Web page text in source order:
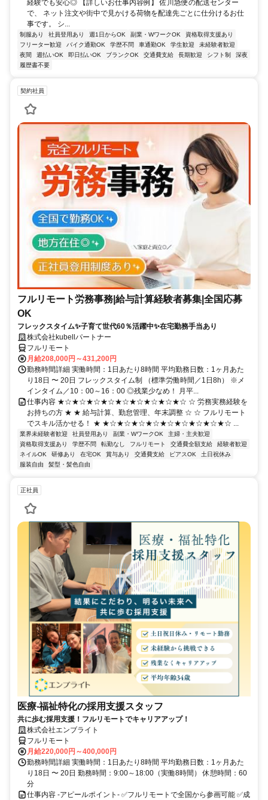
経験でも安心◎ 【詳しいお仕事内容例】 佐川急便の配送センター
で、 ネット注文や街中で見かける荷物を配達先ごとに仕分けるお仕
事です。 シ...
制服あり 社員登用あり 週1日からOK 副業・WワークOK
資格取得支援あり
フリーター歓迎
バイク通勤OK 学歴不問 車通勤OK 学生歓迎
未経験者歓迎
夜間
週払いOK 即日払いOK ブランクOK 交通費支給 長期歓迎 シフト制
深夜
履歴書不要
契約社員
フルリモート労務事務|給与計算経験者募集|全国応募
OK
フレックスタイム✨子育て世代60％活躍中✨在宅勤務手当あり
株式会社kubellパートナー
フルリモート
月給208,000円～431,200円
勤務時間詳細 実働時間：1日あたり8時間 平均勤務日数：1ヶ月あた
り18日 〜 20日 フレックスタイム制 （標準労働時間／1日8h） ※メ
インタイム／10：00～16：00 ◎残業少なめ！ 月平...
仕事内容 ★☆★☆★☆★☆★☆★☆★☆★☆★☆ ☆ 労務実務経験を
お持ちの方 ★ ★ 給与計算、勤怠管理、年末調整 ☆ ☆ フルリモート
でスキル活かせる！ ★ ★☆★☆★☆★☆★☆★☆★☆★☆★☆ ...
業界未経験者歓迎 社員登用あり 副業・WワークOK
主婦・主夫歓迎
資格取得支援あり
学歴不問 転勤なし フルリモート 交通費全額支給
経験者歓迎
ネイルOK
研修あり 在宅OK 賞与あり 交通費支給 ピアスOK
土日祝休み
服装自由
髪型・髪色自由
正社員
医療‧福祉特化の採用支援スタッフ
共に歩む採用支援！フルリモートでキャリアアップ！
株式会社エンブライト
フルリモート
月給220,000円～400,000円
勤務時間詳細 実働時間：1日あたり8時間 平均勤務日数：1ヶ月あた
り18日 〜 20日 勤務時間：9:00～18:00（実働8時間） 休憩時間：60
分
仕事内容 -アピールポイント- ✅フルリモートで全国から参画可能 ✅成